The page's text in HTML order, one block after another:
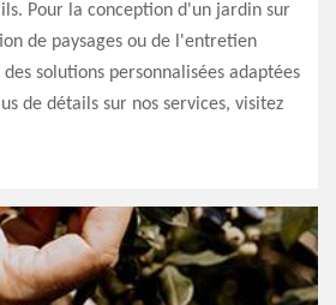
Pour la conception d'un jardin sur
de paysages ou de l'entretien
solutions personnalisées adaptées
de détails sur nos services, visitez